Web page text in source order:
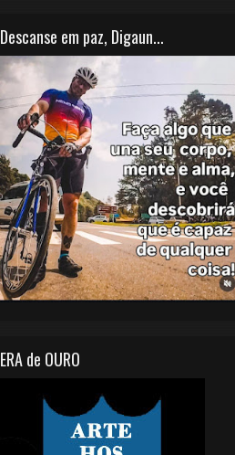
Descanse em paz, Digaun...
ERA de OURO